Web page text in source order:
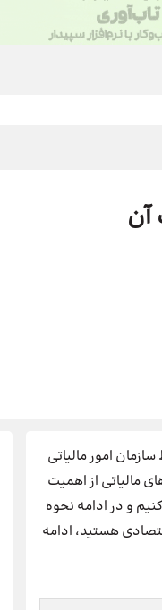
آن
امور مالیاتی
مالیاتی از اهمیت
و در ادامه نحوه
هستید، ادامه